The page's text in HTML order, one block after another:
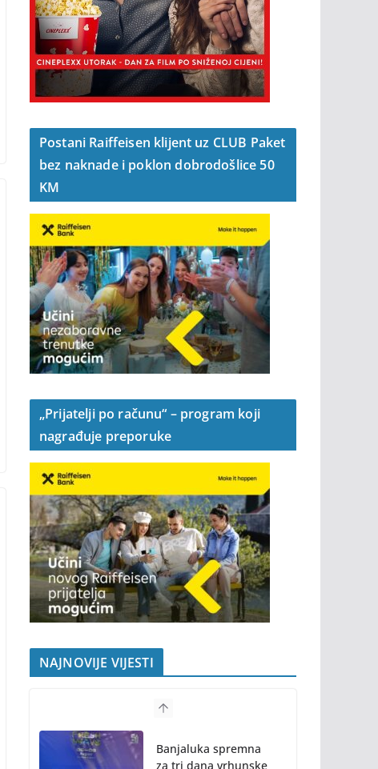
Postani Raiffeisen klijent uz CLUB Paket
bez naknade i poklon dobrodošlice 50
KM
„Prijatelji po računu“ – program koji
nagrađuje preporuke
NAJNOVIJE VIJESTI
Banjaluka spremna
za tri dana vrhunske